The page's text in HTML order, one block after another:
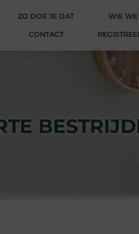
ZO DOE JE DAT WIE WE
CONTACT